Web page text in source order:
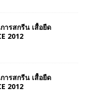
ารสกรีน เสื้อยืด
2012
ารสกรีน เสื้อยืด
2012